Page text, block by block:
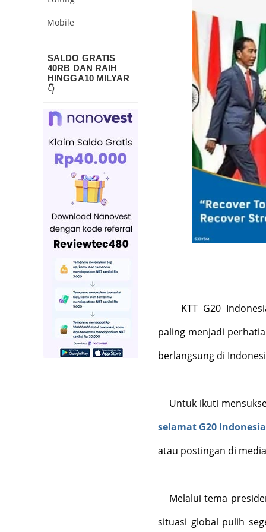
KTT G20
paling menjadi
berlangsung di
Untuk ikuti
selamat G20 Indonesia
atau postingan di
Melalui tema
situasi global pulih
Mobile
SALDO GRATIS
40RB DAN RAIH
HINGGA10 MILYAR
👇